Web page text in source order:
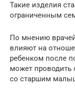
Такие изделия
ограниченным
По мнению
влияют на
ребенком после
может проводить
со старшим